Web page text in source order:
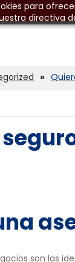
para
directiva
son las